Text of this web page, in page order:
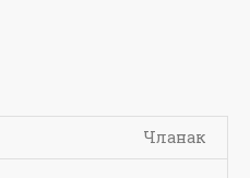
Чланак